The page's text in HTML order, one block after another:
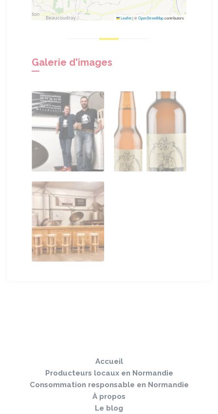
Leaflet|©OpenStreetMapcontributors
Galerie d'images
Accueil
Producteurs locaux en Normandie
Consommation responsable en Normandie
À propos
Le blog